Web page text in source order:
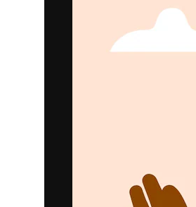
La plataforma
trabajo. Más
entre
estudios.